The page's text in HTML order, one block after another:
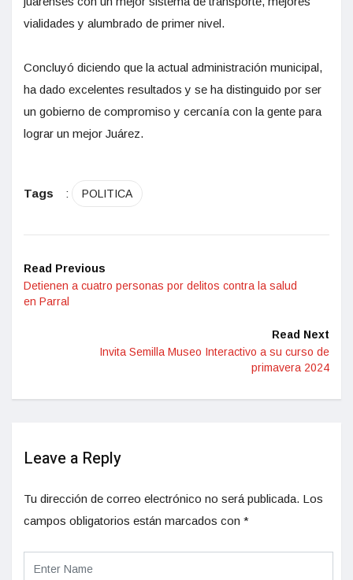
vialidades y alumbrado de primer nivel.
Concluyó diciendo que la actual administración municipal,
ha dado excelentes resultados y se ha distinguido por ser
un gobierno de compromiso y cercanía con la gente para
lograr un mejor Juárez.
Tags : POLITICA
Read Previous
Detienen a cuatro personas por delitos contra la salud
en Parral
Read Next
Invita Semilla Museo Interactivo a su curso de
primavera 2024
Leave a Reply
Tu dirección de correo electrónico no será publicada. Los
campos obligatorios están marcados con *